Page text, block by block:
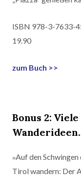
ISBN 978-3-7633-
19.90
zum Buch >>
Bonus 2:
»Auf den Schwingen
Tirol wandern: Der